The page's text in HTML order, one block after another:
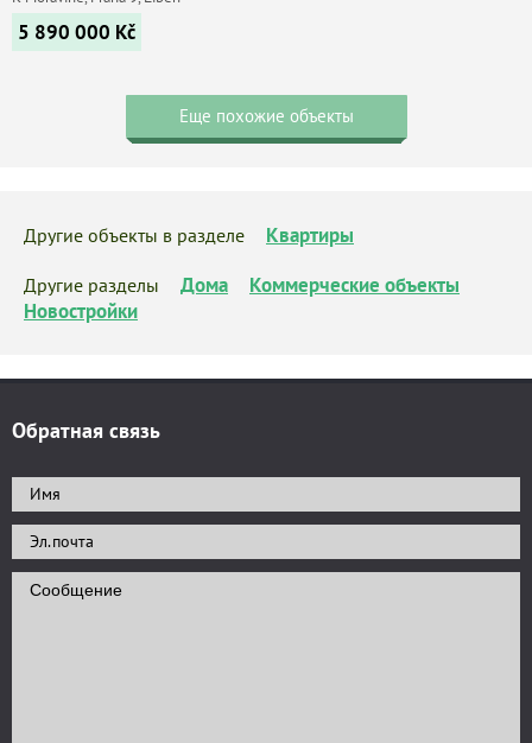
5 890 000 Kč
Еще похожие объекты
Другие объекты в разделе Квартиры
Другие разделы Дома
Коммерческие объекты
Новостройки
Обратная связь